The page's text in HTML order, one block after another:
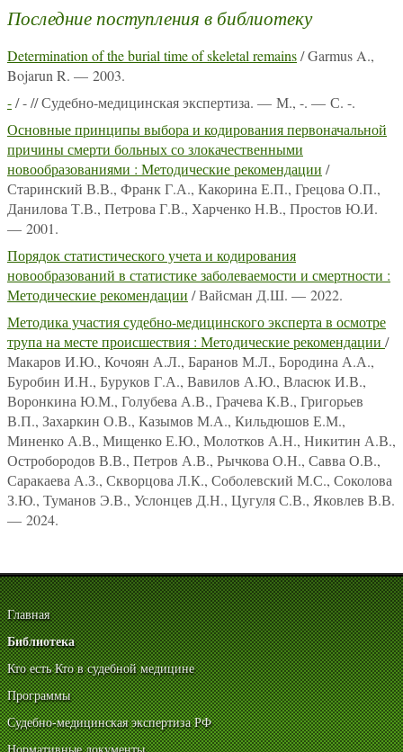
Последние поступления в библиотеку
Determination of the burial time of skeletal remains/ Garmus A.,
Bojarun R. — 2003.
-/ - // Судебно-медицинская экспертиза. — М., -. — С. -.
Основные принципы выбора и кодирования первоначальной
причины смерти больных со злокачественными
новообразованиями : Методические рекомендации /
Старинский В.В., Франк Г.А., Какорина Е.П., Грецова О.П.,
Данилова Т.В., Петрова Г.В., Харченко Н.В., Простов Ю.И.
— 2001.
Порядок статистического учета и кодирования
новообразований в статистике заболеваемости и смертности :
Методические рекомендации / Вайсман Д.Ш. — 2022.
Методика участия судебно-медицинского эксперта в осмотре
трупа на месте происшествия : Методические рекомендации /
Макаров И.Ю., Кочоян А.Л., Баранов М.Л., Бородина А.А.,
Буробин И.Н., Буруков Г.А., Вавилов А.Ю., Власюк И.В.,
Воронкина Ю.М., Голубева А.В., Грачева К.В., Григорьев
В.П., Захаркин О.В., Казымов М.А., Кильдюшов Е.М.,
Миненко А.В., Мищенко Е.Ю., Молотков А.Н., Никитин А.В.,
Остробородов В.В., Петров А.В., Рычкова О.Н., Савва О.В.,
Саракаева А.З., Скворцова Л.К., Соболевский М.С., Соколова
З.Ю., Туманов Э.В., Услонцев Д.Н., Цугуля С.В., Яковлев В.В.
— 2024.
Главная
Библиотека
Кто есть Кто в судебной медицине
Программы
Судебно-медицинская экспертиза РФ